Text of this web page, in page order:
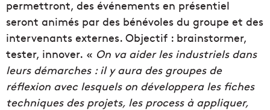
permettront, des événements en présentiel
seront animés par des bénévoles du groupe et des
intervenants externes. Objectif : brainstormer,
tester, innover. « On va aider les industriels dans
leurs démarches : il y aura des groupes de
réflexion avec lesquels on développera les fiches
techniques des projets, les process à appliquer,